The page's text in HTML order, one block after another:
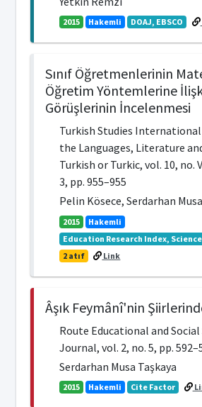
2015 Hakemli DOAJ, EBSCO
Sınıf Öğretmenlerinin
Öğretim Yöntemlerine
Görüşlerinin İncelenmesi
Turkish Studies
the Languages, Literature
Turkish or Turkic, vol. 10, no.
3, pp. 955–955
Pelin Kösece, Serdarhan
2015
Hakemli
Education Research Index,
2 atıf
Link
Âşık Feymânî'nin
Route Educational and Social
Journal, vol. 2, no. 5, pp.
Serdarhan Musa Taşkaya
2015 Hakemli Cite Factor